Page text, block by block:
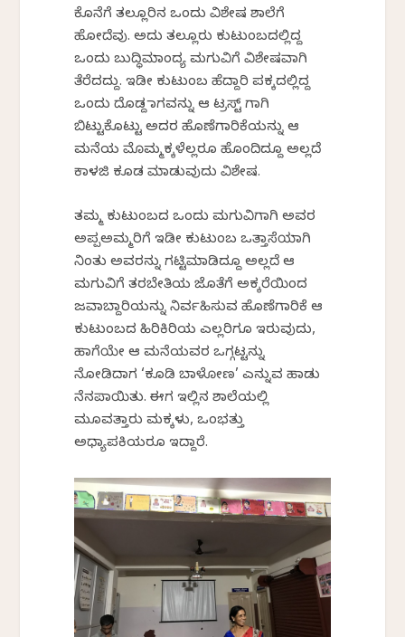
ಕೊನೆಗೆ ತಲ್ಲೂರಿನ ಒಂದು ವಿಶೇಷ ಶಾಲೆಗೆ
ಹೋದೆವು. ಅದು ತಲ್ಲೂರು ಕುಟುಂಬದಲ್ಲಿದ್ದ
ಒಂದು ಬುದ್ಧಿಮಾಂದ್ಯ ಮಗುವಿಗೆ ವಿಶೇಷವಾಗಿ
ತೆರೆದದ್ದು. ಇಡೀ ಕುಟುಂಬ ಹೆದ್ದಾರಿ ಪಕ್ಕದಲ್ಲಿದ್ದ
ಒಂದು ದೊಡ್ದ ಜಾಗವನ್ನು ಆ ಟ್ರಸ್ಟ್ ಗಾಗಿ
ಬಿಟ್ಟುಕೊಟ್ಟು ಅದರ ಹೊಣೆಗಾರಿಕೆಯನ್ನು ಆ
ಮನೆಯ ಮೊಮ್ಮಕ್ಕಳೆಲ್ಲರೂ ಹೊಂದಿದ್ದೂ ಅಲ್ಲದೆ
ಕಾಳಜಿ ಕೂಡ ಮಾಡುವುದು ವಿಶೇಷ.
ತಮ್ಮ ಕುಟುಂಬದ ಒಂದು ಮಗುವಿಗಾಗಿ ಅವರ
ಅಪ್ಪಅಮ್ಮರಿಗೆ ಇಡೀ ಕುಟುಂಬ ಒತ್ತಾಸೆಯಾಗಿ
ನಿಂತು ಅವರನ್ನು ಗಟ್ಟಿಮಾಡಿದ್ದೂ ಅಲ್ಲದೆ ಆ
ಮಗುವಿಗೆ ತರಬೇತಿಯ ಜೊತೆಗೆ ಅಕ್ಕರೆಯಿಂದ
ಜವಾಬ್ದಾರಿಯನ್ನು ನಿರ್ವಹಿಸುವ ಹೊಣೆಗಾರಿಕೆ ಆ
ಕುಟುಂಬದ ಹಿರಿಕಿರಿಯ ಎಲ್ಲರಿಗೂ ಇರುವುದು,
ಹಾಗೆಯೇ ಆ ಮನೆಯವರ ಒಗ್ಗಟ್ಟನ್ನು
ನೋಡಿದಾಗ ‘ಕೂಡಿ ಬಾಳೋಣ’ ಎನ್ನುವ ಹಾಡು
ನೆನಪಾಯಿತು. ಈಗ ಇಲ್ಲಿನ ಶಾಲೆಯಲ್ಲಿ
ಮೂವತ್ತಾರು ಮಕ್ಕಳು, ಒಂಭತ್ತು
ಅಧ್ಯಾಪಕಿಯರೂ ಇದ್ದಾರೆ.